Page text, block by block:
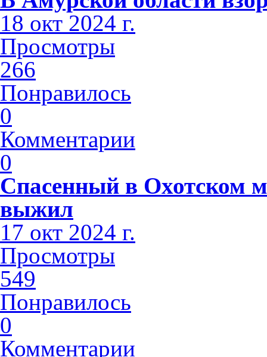
18 окт 2024 г.
Просмотры
266
Понравилось
0
Комментарии
0
Спасенный в Охотском
выжил
17 окт 2024 г.
Просмотры
549
Понравилось
0
Комментарии